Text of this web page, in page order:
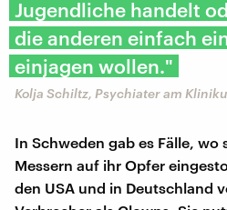
Jugendliche handelt
die anderen einfach
einjagen wollen."
Kolja Schiltz, Psychiater am
In Schweden gab es Fälle,
Messern auf ihr Opfer
den USA und in Deutschland